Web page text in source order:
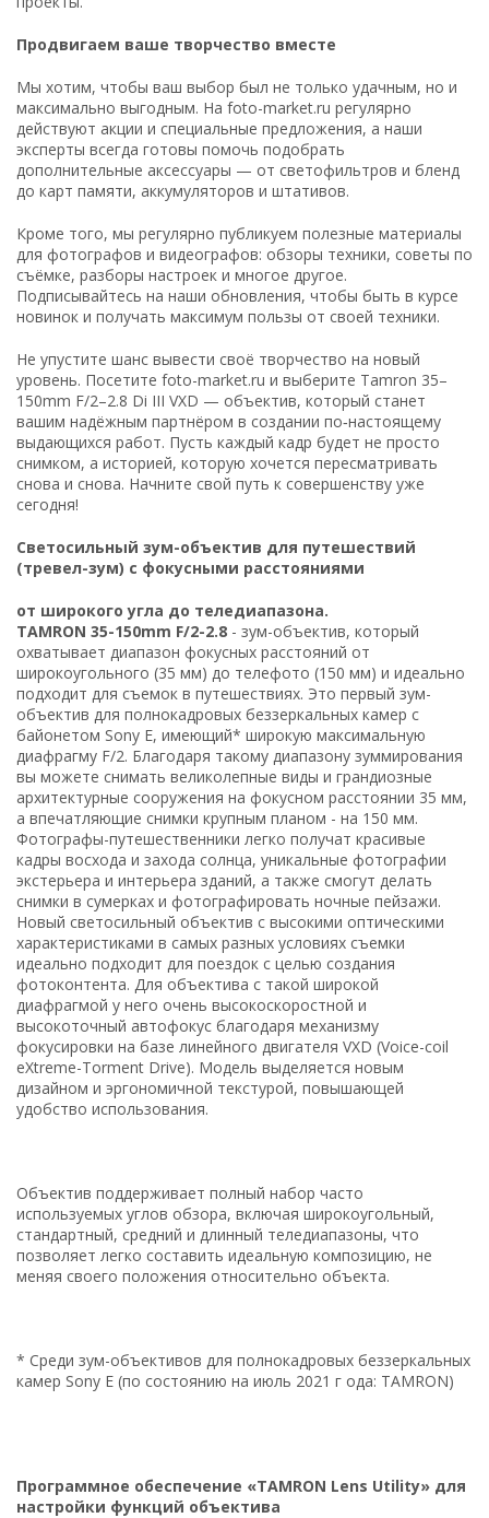
Продвигаем ваше творчество вместе
Мы хотим, чтобы ваш выбор был не только удачным, но и
максимально выгодным. На foto-market.ru регулярно
действуют акции и специальные предложения, а наши
эксперты всегда готовы помочь подобрать
дополнительные аксессуары — от светофильтров и бленд
до карт памяти, аккумуляторов и штативов.
Кроме того, мы регулярно публикуем полезные материалы
для фотографов и видеографов: обзоры техники, советы по
съёмке, разборы настроек и многое другое.
Подписывайтесь на наши обновления, чтобы быть в курсе
новинок и получать максимум пользы от своей техники.
Не упустите шанс вывести своё творчество на новый
уровень. Посетите foto-market.ru и выберите Tamron 35–
150mm F/2–2.8 Di III VXD — объектив, который станет
вашим надёжным партнёром в создании по‑настоящему
выдающихся работ. Пусть каждый кадр будет не просто
снимком, а историей, которую хочется пересматривать
снова и снова. Начните свой путь к совершенству уже
сегодня!
Светосильный зум-объектив для путешествий
(тревел-зум) с фокусными расстояниями
от широкого угла до теледиапазона.
TAMRON 35-150mm F/2-2.8 - зум-объектив, который
охватывает диапазон фокусных расстояний от
широкоугольного (35 мм) до телефото (150 мм) и идеально
подходит для съемок в путешествиях. Это первый зум-
объектив для полнокадровых беззеркальных камер с
байонетом Sony E, имеющий* широкую максимальную
диафрагму F/2. Благодаря такому диапазону зуммирования
вы можете снимать великолепные виды и грандиозные
архитектурные сооружения на фокусном расстоянии 35 мм,
а впечатляющие снимки крупным планом - на 150 мм.
Фотографы-путешественники легко получат красивые
кадры восхода и захода солнца, уникальные фотографии
экстерьера и интерьера зданий, а также смогут делать
снимки в сумерках и фотографировать ночные пейзажи.
Новый светосильный объектив с высокими оптическими
характеристиками в самых разных условиях съемки
идеально подходит для поездок с целью создания
фотоконтента. Для объектива с такой широкой
диафрагмой у него очень высокоскоростной и
высокоточный автофокус благодаря механизму
фокусировки на базе линейного двигателя VXD (Voice-coil
eXtreme-Torment Drive). Модель выделяется новым
дизайном и эргономичной текстурой, повышающей
удобство использования.
Объектив поддерживает полный набор часто
используемых углов обзора, включая широкоугольный,
стандартный, средний и длинный теледиапазоны, что
позволяет легко составить идеальную композицию, не
меняя своего положения относительно объекта.
* Среди зум-объективов для полнокадровых беззеркальных
камер Sony E (по состоянию на июль 2021 г ода: TAMRON)
Программное обеспечение «TAMRON Lens Utility» для
настройки функций объектива